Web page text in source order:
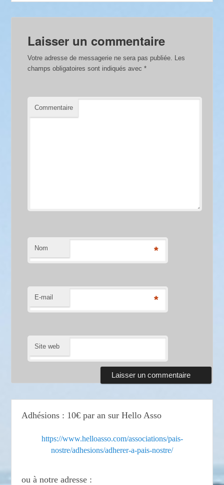
Laisser un commentaire
Votre adresse de messagerie ne sera pas publiée.
Les
champs obligatoires sont indiqués avec*
Commentaire
Nom *
E-mail *
Site web
Adhésions : 10€ par an sur Hello Asso
https://www.helloasso.com/associations/pais-
nostre/adhesions/adherer-a-pais-nostre/
ou à notre adresse :